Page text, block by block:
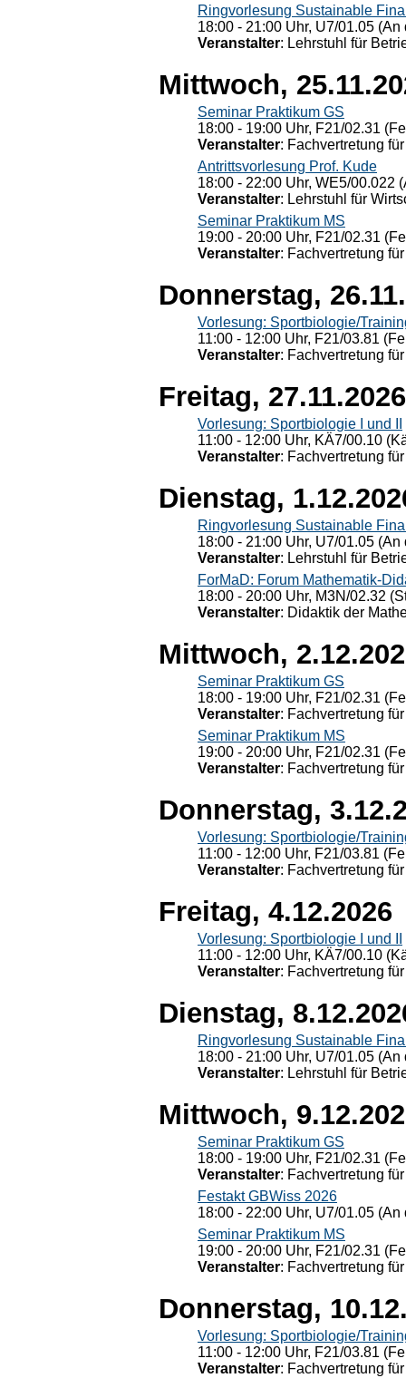
Ringvorlesung Sustainable
18:00 - 21:00 Uhr, U7/01.05
Veranstalter: Lehrstuhl für
Mittwoch,
Seminar Praktikum GS
18:00 - 19:00 Uhr, F21/02.31
Veranstalter: Fachvertretung
Antrittsvorlesung Prof. Kude
18:00 - 22:00 Uhr, WE5/00.022
Veranstalter: Lehrstuhl für
Seminar Praktikum MS
19:00 - 20:00 Uhr, F21/02.31
Veranstalter: Fachvertretung
Donnerstag,
Vorlesung: Sportbiologie/
11:00 - 12:00 Uhr, F21/03.81
Veranstalter: Fachvertretung
Freitag, 27.11.2026
Vorlesung: Sportbiologie I und II
11:00 - 12:00 Uhr, KÄ7/00.10
Veranstalter: Fachvertretung
Dienstag,
Ringvorlesung Sustainable
18:00 - 21:00 Uhr, U7/01.05
Veranstalter: Lehrstuhl für
ForMaD: Forum Mathematik-
18:00 - 20:00 Uhr, M3N/02.32
Veranstalter: Didaktik der
Mittwoch,
Seminar Praktikum GS
18:00 - 19:00 Uhr, F21/02.31
Veranstalter: Fachvertretung
Seminar Praktikum MS
19:00 - 20:00 Uhr, F21/02.31
Veranstalter: Fachvertretung
Donnerstag,
Vorlesung: Sportbiologie/
11:00 - 12:00 Uhr, F21/03.81
Veranstalter: Fachvertretung
Freitag, 4.12.2026
Vorlesung: Sportbiologie I und II
11:00 - 12:00 Uhr, KÄ7/00.10
Veranstalter: Fachvertretung
Dienstag,
Ringvorlesung Sustainable
18:00 - 21:00 Uhr, U7/01.05
Veranstalter: Lehrstuhl für
Mittwoch,
Seminar Praktikum GS
18:00 - 19:00 Uhr, F21/02.31
Veranstalter: Fachvertretung
Festakt GBWiss 2026
18:00 - 22:00 Uhr, U7/01.05
Seminar Praktikum MS
19:00 - 20:00 Uhr, F21/02.31
Veranstalter: Fachvertretung
Donnerstag,
Vorlesung: Sportbiologie/
11:00 - 12:00 Uhr, F21/03.81
Veranstalter: Fachvertretung